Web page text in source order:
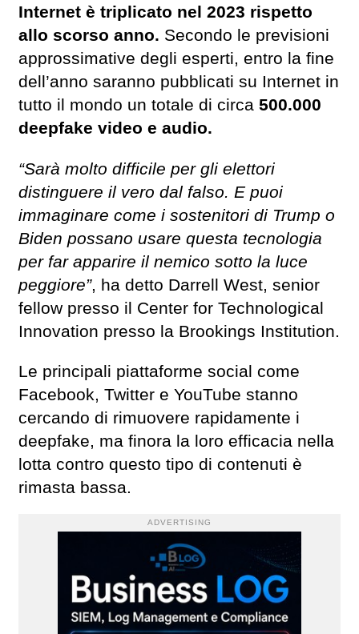
Internet è triplicato nel 2023 rispetto
allo scorso anno. Secondo le previsioni
approssimative degli esperti, entro la fine
dell’anno saranno pubblicati su Internet in
tutto il mondo un totale di circa 500.000
deepfake video e audio.
“Sarà molto difficile per gli elettori
distinguere il vero dal falso. E puoi
immaginare come i sostenitori di Trump o
Biden possano usare questa tecnologia
per far apparire il nemico sotto la luce
peggiore”, ha detto Darrell West, senior
fellow presso il Center for Technological
Innovation presso la Brookings Institution.
Le principali piattaforme social come
Facebook, Twitter e YouTube stanno
cercando di rimuovere rapidamente i
deepfake, ma finora la loro efficacia nella
lotta contro questo tipo di contenuti è
rimasta bassa.
ADVERTISING